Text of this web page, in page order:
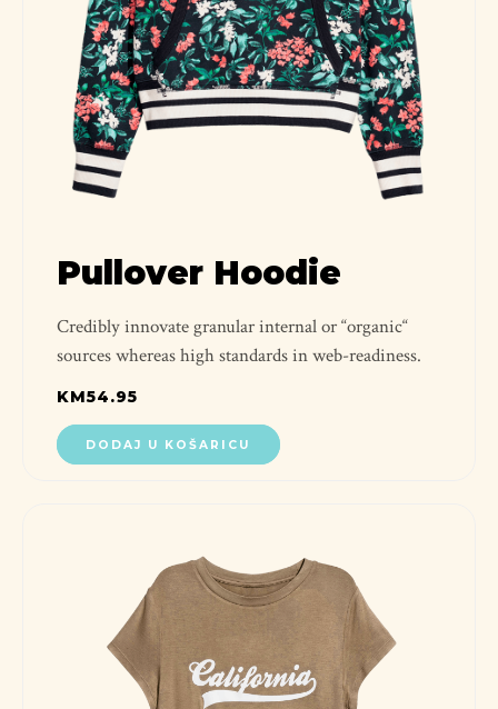
Pullover Hoodie
Credibly innovate granular internal or “organic“
sources whereas high standards in web-readiness.
KM54.95
DODAJ U KOŠARICU